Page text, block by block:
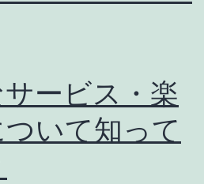
ービス・楽
いて知って